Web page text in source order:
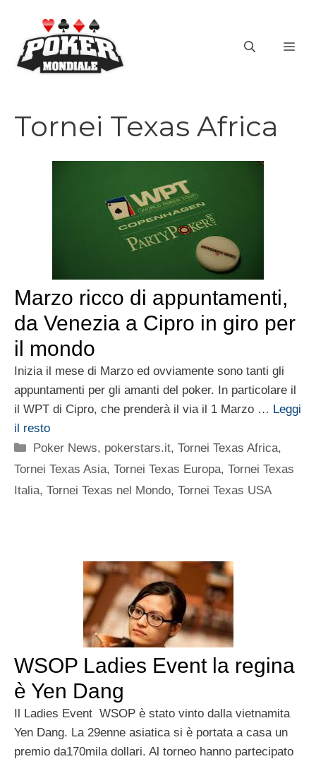
contenuto
Tornei Texas Africa
Marzo ricco di appuntamenti,
da Venezia a Cipro in giro per
il mondo
Inizia il mese di Marzo ed ovviamente sono tanti gli
appuntamenti per gli amanti del poker. In particolare il
il WPT di Cipro, che prenderà il via il 1 Marzo … Leggi
il resto
Categorie
Poker News, pokerstars.it,Tornei Texas Africa,
Tornei Texas Asia, Tornei Texas Europa, Tornei Texas
Italia, Tornei Texas nel Mondo, Tornei Texas USA
WSOP Ladies Event la regina
è Yen Dang
Il Ladies Event WSOP è stato vinto dalla vietnamita
Yen Dang. La 29enne asiatica si è portata a casa un
premio da170mila dollari. Al torneo hanno partecipato